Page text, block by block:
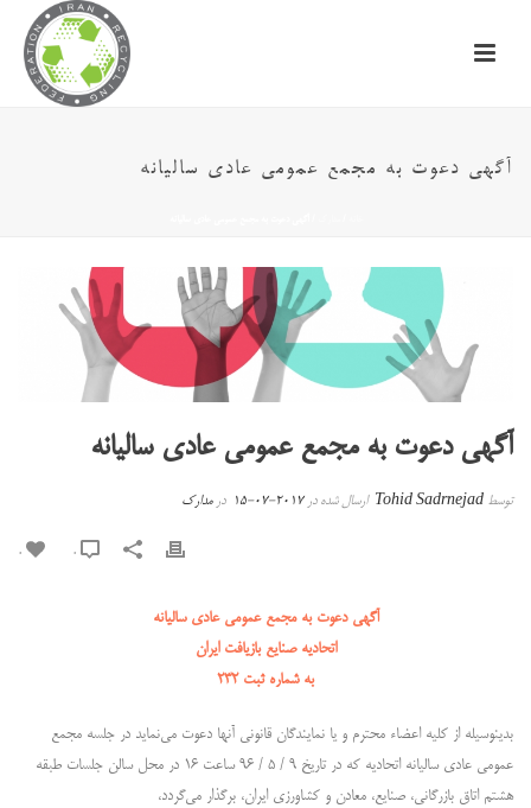
آگهی دعوت به مجمع عمومی عادی سالیانه
آگهی دعوت به مجمع عمومی عادی سالیانه
توسط Tohid Sadrnejad ارسال شده در2017-07-15 درمدارک
0
آگهی دعوت به مجمع عمومی عادی سالیانه
اتحادیه صنایع بازیافت ایران
به شماره ثبت ۲۳۲
بدینوسیله از کلیه اعضاء محترم و یا نمایندگان قانونی آنها دعوت می‌نماید در جلسه مجمع
عمومی عادی سالیانه اتحادیه که در تاریخ ۹ / ۵ / ۹۶ ساعت ۱۶ در محل سالن جلسات طبقه
هشتم اتاق بازرگانی، صنایع، معادن و کشاورزی ایران، برگذار می‌گردد،